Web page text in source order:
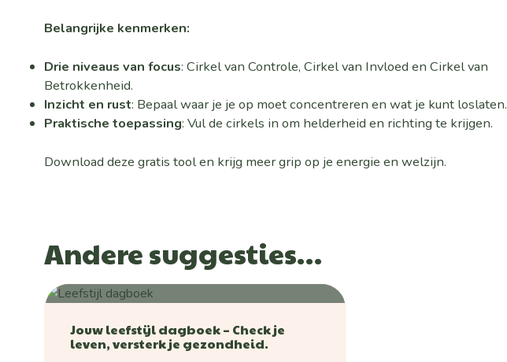
Belangrijke kenmerken:
Drie niveaus van focus: Cirkel van Controle, Cirkel van Invloed en Cirkel van
Betrokkenheid.
Inzicht en rust: Bepaal waar je je op moet concentreren en wat je kunt loslaten.
Praktische toepassing: Vul de cirkels in om helderheid en richting te krijgen.
Download deze gratis tool en krijg meer grip op je energie en welzijn.
Andere suggesties…
Jouw leefstijl dagboek – Check je
leven, versterk je gezondheid.